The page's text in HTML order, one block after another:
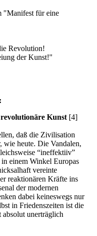
"Manifest für eine
Revolution!
der Kunst!"
:
Kunst [4]
daß die Zivilisation
wie heute. Die Vandalen,
“ineffektiiv”
einem Winkel Europas
vereinte
reaktionären Kräfte ins
der modernen
dabei keineswegs nur
in Friedenszeiten ist die
unerträglich